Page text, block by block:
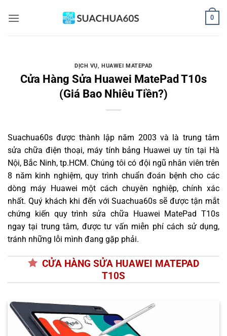
qua
0
DỊCH VỤ,HUAWEI MATEPAD
Cửa Hàng Sửa Huawei MatePad T10s
(Giá Bao Nhiêu Tiền?)
Suachua60s được thành lập năm 2003 và là trung tâm
sửa chữa điện thoại, máy tính bảng Huawei uy tín tại Hà
Nội, Bắc Ninh, tp.HCM. Chúng tôi có đội ngũ nhân viên trên
8 năm kinh nghiệm, quy trình chuẩn đoán bệnh cho các
dòng máy Huawei một cách chuyên nghiệp, chính xác
nhất. Quý khách khi đến với Suachua60s sẽ được tận mắt
chứng kiến quy trình sửa chữa Huawei MatePad T10s
ngay tại trung tâm, được tư vấn miễn phí cách sử dụng,
tránh những lỗi mình đang gặp phải.
CỬA HÀNG SỬA HUAWEI MATEPAD
T10S